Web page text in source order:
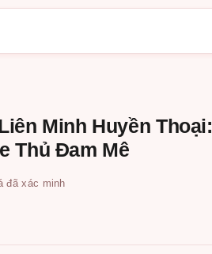
Minh Huyền Thoại:
Thủ Đam Mê
đã xác minh